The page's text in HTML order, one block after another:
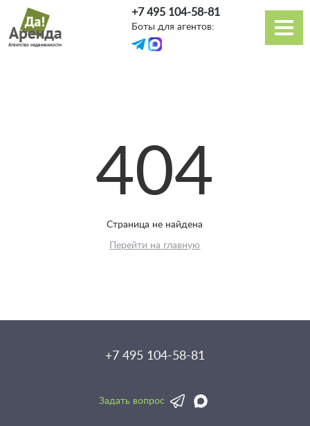
Перейти
основному
содержанию
Основная
+7 495 104-58-81
Боты для агентов:
404
Страница не найдена
Перейти на главную
+7 495 104-58-81
Задать вопрос